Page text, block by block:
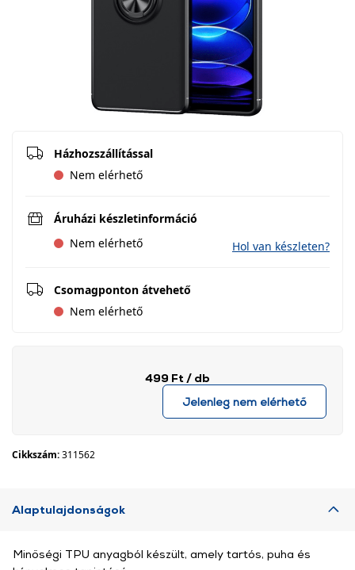
Házhozszállítással
Nem elérhető
Áruházi készletinformáció
Nem elérhető
Hol van készleten?
Csomagponton átvehető
Nem elérhető
499 Ft / db
Jelenleg nem elérhető
Cikkszám:311562
Alaptulajdonságok
Minőségi TPU anyagból készült, amely tartós, puha és